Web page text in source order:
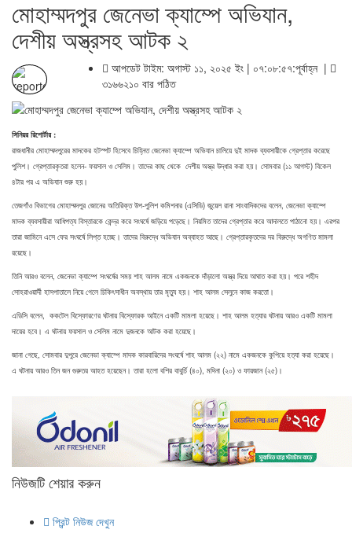
মোহাম্মদপুর জেনেভা ক্যাম্পে অভিযান,
দেশীয় অস্ত্রসহ আটক ২
আপডেট টাইম: অগাস্ট ১১, ২০২৫ ইং | ০৭:০৮:৫৭:পূর্বাহ্ন |
৩১৬৬২১০ বার পঠিত
সিনিয়র রিপোর্টার :
রাজধানীর মোহাম্মদপুরের মাদকের হটস্পট হিসেবে চিহ্নিত জেনেভা ক্যাম্পে অভিযান চালিয়ে দুই মাদক ব্যবসায়ীকে গ্রেপ্তার করেছে
পুলিশ। গ্রেপ্তারকৃতরা হলেন- ফয়সাল ও সেলিম। তাদের কাছ থেকে দেশীয় অস্ত্র উদ্ধার করা হয়। সোমবার (১১ আগস্ট) বিকেল
৪টার পর এ অভিযান শুরু হয়।
তেজগাঁও বিভাগের মোহাম্মদপুর জোনের অতিরিক্ত উপ-পুলিশ কমিশনার (এসিডি) জুয়েল রানা সাংবাদিকদের বলেন, জেনেভা ক্যাম্পে
মাদক ব্যবসায়ীরা আধিপত্য বিস্তারকে কেন্দ্র করে সংঘর্ষে জড়িয়ে পড়েছে। নিয়মিত তাদের গ্রেপ্তার করে আদালতে পাঠানো হয়। এরপর
তারা জামিনে এসে ফের সংঘর্ষে লিপ্ত হচ্ছে। তাদের বিরুদ্ধে অভিযান অব্যাহত আছে। গ্রেপ্তারকৃতদের দর বিরুদ্ধে অগণিত মামলা
রয়েছে।
তিনি আরও বলেন, জেনেভা ক্যাম্পে সংঘর্ষের সময় শাহ আলম নামে একজনকে দাঁড়ালো অস্ত্র দিয়ে আঘাত করা হয়। পরে শহীদ
সোহরাওয়ার্দী হাসপাতালে নিয়ে গেলে চিকিৎসাধীন অবস্থায় তার মৃত্যু হয়। শাহ আলম সেলুনে কাজ করতো।
এডিসি বলেন, ককটেল বিস্ফোরণের ঘটনায় বিস্ফোরক আইনে একটি মামলা হয়েছে। শাহ আলম হত্যার ঘটনায় আরও একটি মামলা
দায়ের হবে। এ ঘটনায় ফয়সাল ও সেলিম নামে দুজনকে আটক করা হয়েছে।
জানা গেছে, সোমবার দুপুরে জেনেভা ক্যাম্পে মাদক কারবারিদের সংঘর্ষে শাহ আলম (২২) নামে একজনকে কুপিয়ে হত্যা করা হয়েছে।
এ ঘটনায় আরও তিন জন গুরুতর আহত হয়েছেন। তারা হলো বশির বাবুর্চি (৪০), মদিনা (২০) ও ফায়জান (২৫)।
নিউজটি শেয়ার করুন
প্রিন্ট নিউজ দেখুন